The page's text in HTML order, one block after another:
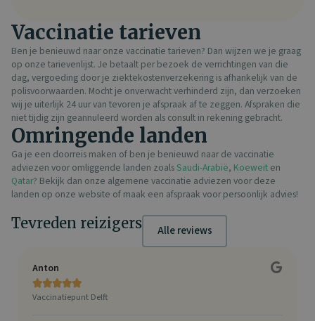
Vaccinatie tarieven
Ben je benieuwd naar onze vaccinatie tarieven? Dan wijzen we je graag
op onze tarievenlijst. Je betaalt per bezoek de verrichtingen van die
dag, vergoeding door je ziektekostenverzekering is afhankelijk van de
polisvoorwaarden. Mocht je onverwacht verhinderd zijn, dan verzoeken
wij je uiterlijk 24 uur van tevoren je afspraak af te zeggen. Afspraken die
niet tijdig zijn geannuleerd worden als consult in rekening gebracht.
Omringende landen
Ga je een doorreis maken of ben je benieuwd naar de vaccinatie
adviezen voor omliggende landen zoalsSaudi-Arabië, Koeweit en
Qatar? Bekijk dan onze algemene vaccinatie adviezen voor deze
landen op onze website of maak een afspraak voor persoonlijk advies!
Tevreden reizigers Alle reviews
Anton

Vaccinatiepunt Delft